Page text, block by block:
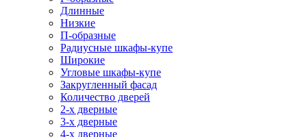
Длинные
Низкие
П-образные
Радиусные шкафы-купе
Широкие
Угловые шкафы-купе
Закругленный фасад
Количество дверей
2-х дверные
3-х дверные
4-х дверные